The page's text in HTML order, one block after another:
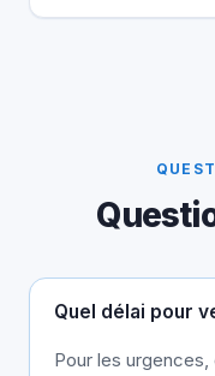
Quel délai pour
Pour les